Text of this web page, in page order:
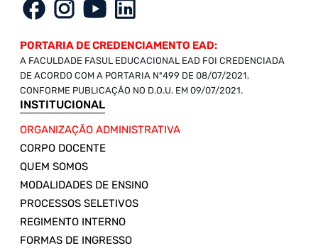
PORTARIA DE CREDENCIAMENTO EAD:
A FACULDADE FASUL EDUCACIONAL EAD FOI CREDENCIADA
DE ACORDO COM A PORTARIA Nº499 DE 08/07/2021,
CONFORME PUBLICAÇÃO NO D.O.U. EM 09/07/2021.
INSTITUCIONAL
ORGANIZAÇÃO ADMINISTRATIVA
CORPO DOCENTE
QUEM SOMOS
MODALIDADES DE ENSINO
PROCESSOS SELETIVOS
REGIMENTO INTERNO
FORMAS DE INGRESSO